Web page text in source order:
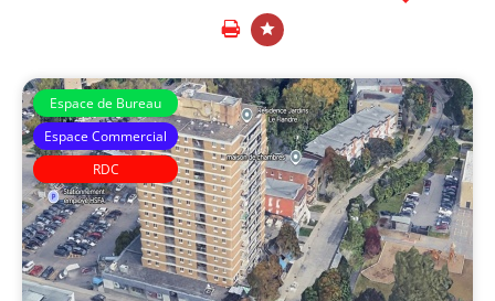
Espace de Bureau
Espace Commercial
RDC